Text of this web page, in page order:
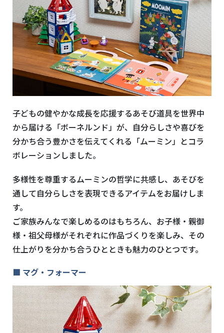
子どもの健やかな成長を応援するあそび道具を世界中
から届ける「ボーネルンド」が、自分らしさや喜びを
分かち合う豊かさを伝えてくれる「ムーミン」とコラ
ボレーションしました。
多様性を尊重するムーミンの哲学に共感し、あそびを
通して自分らしさを表現できるアイテムをお届けしま
す。
ご家族みんなで楽しめるのはもちろん、お子様・親御
様・祖父母様がそれぞれに作品づくりを楽しみ、その
仕上がりを分かち合うひとときも魅力のひとつです。
■ マグ・フォーマー